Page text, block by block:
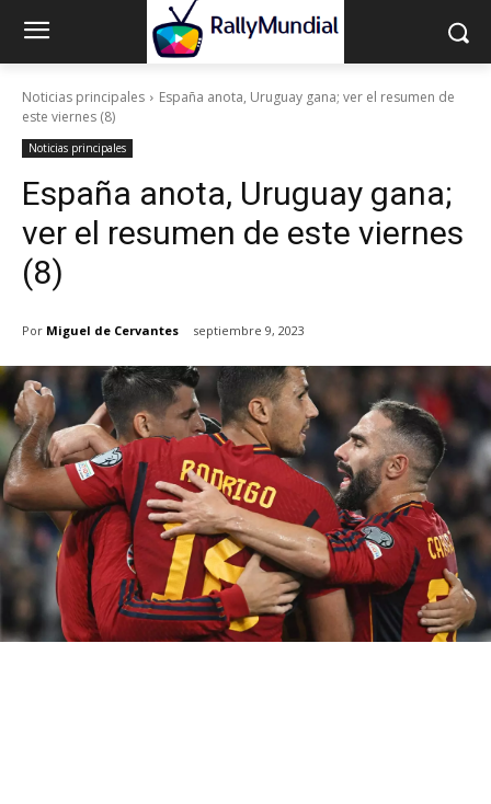
Noticias principales
España anota, Uruguay gana; ver el resumen de
este viernes (8)
Noticias principales
España anota, Uruguay gana;
ver el resumen de este viernes
(8)
Por Miguel de Cervantes septiembre 9, 2023